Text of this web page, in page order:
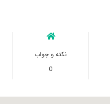
نکته و جواب
0